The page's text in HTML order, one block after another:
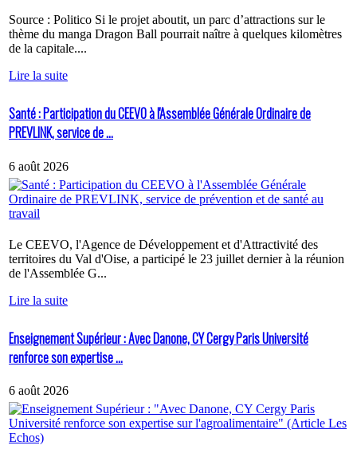
Source : Politico Si le projet aboutit, un parc d’attractions sur le
thème du manga Dragon Ball pourrait naître à quelques kilomètres
de la capitale....
Lire la suite
Santé : Participation du CEEVO à l'Assemblée Générale Ordinaire de
PREVLINK, service de ...
6 août 2026
Le CEEVO, l'Agence de Développement et d'Attractivité des
territoires du Val d'Oise, a participé le 23 juillet dernier à la réunion
de l'Assemblée G...
Lire la suite
Enseignement Supérieur : Avec Danone, CY Cergy Paris Université
renforce son expertise ...
6 août 2026